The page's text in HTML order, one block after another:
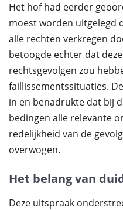
Het hof had eerder
moest worden uitgelegd
alle rechten verkregen
betoogde echter dat
rechtsgevolgen zou
faillissementssituaties.
in en benadrukte dat bij
bedingen alle relevante
redelijkheid van de
overwogen.
Het belang van
Deze uitspraak